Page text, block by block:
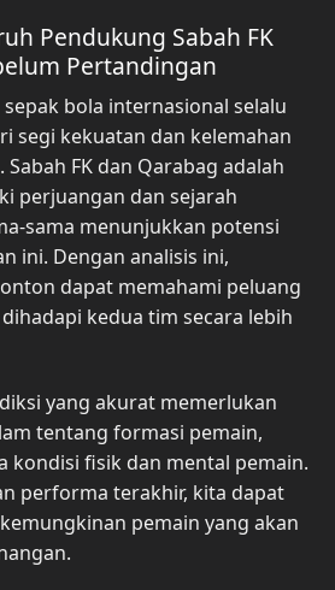
Pendukung Sabah FK
Pertandingan
bola internasional selalu
segi kekuatan dan kelemahan
FK dan Qarabag adalah
perjuangan dan sejarah
sama menunjukkan potensi
ini. Dengan analisis ini,
dapat memahami peluang
kedua tim secara lebih
yang akurat memerlukan
tentang formasi pemain,
kondisi fisik dan mental pemain.
performa terakhir, kita dapat
pemain yang akan